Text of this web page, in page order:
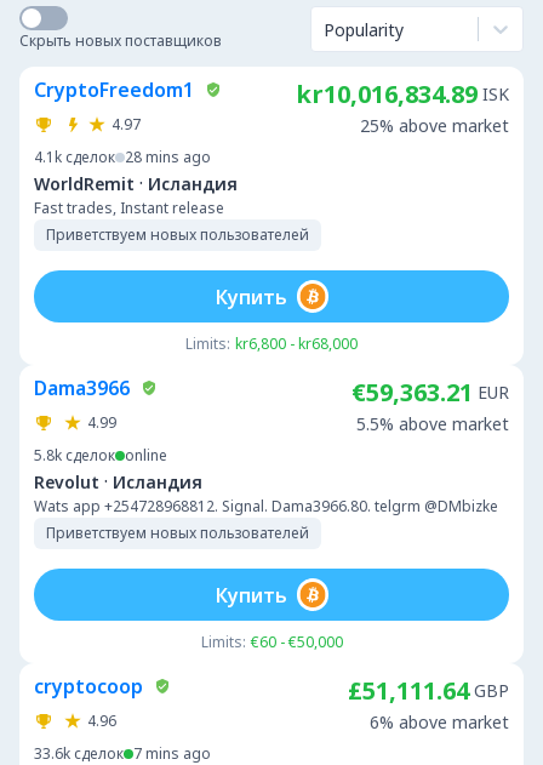
Скрыть новых поставщиков Popularity
CryptoFreedom1
4.97
4.1k сделок 28 mins ago
WorldRemit · Исландия
Fast trades, Instant release
Приветствуем новых пользователей
kr10,016,834.89 ISK
25% above market
Limits: kr6,800 - kr68,000
Купить
Dama3966
4.99
5.8k сделок online
Revolut · Исландия
Wats app +254728968812. Signal. Dama3966.80. telgrm @DMbizke
Приветствуем новых пользователей
€59,363.21 EUR
5.5% above market
Limits: €60 - €50,000
Купить
cryptocoop
4.96
33.6k сделок 7 mins ago
£51,111.64 GBP
6% above market